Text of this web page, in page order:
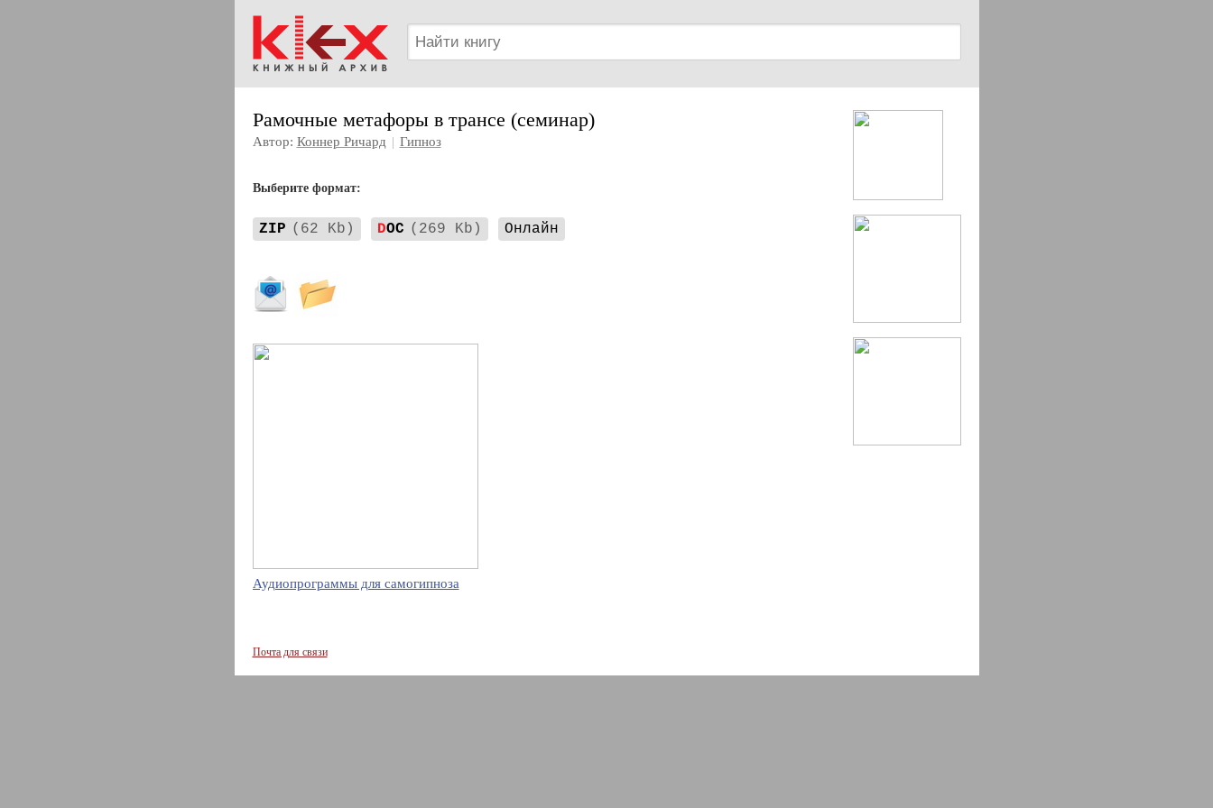
Рамочные метафоры в трансе (семинар)
Автор: Коннер Ричард | Гипноз
Выберите формат:
ZIP (62 Kb) DOC (269 Kb) Онлайн
Аудиопрограммы для самогипноза
Почта для связи